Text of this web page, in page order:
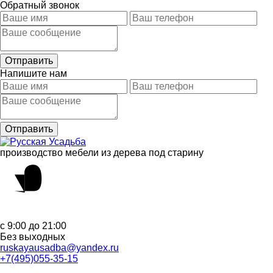
Обратный звонок
Напишите нам
производство мебели из дерева под старину
с 9:00 до 21:00
Без выходных
ruskayausadba@yandex.ru
+7(495)055-35-15